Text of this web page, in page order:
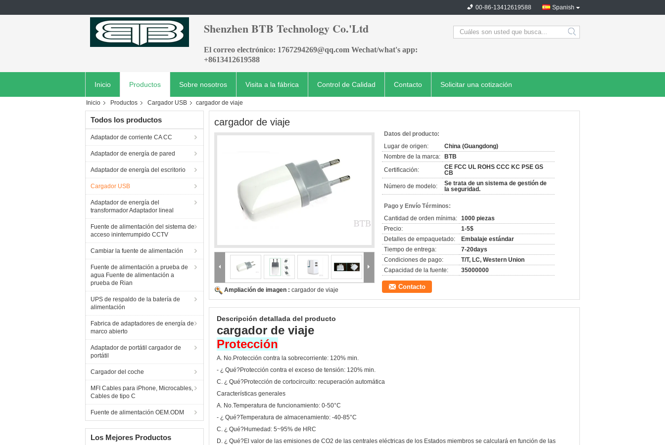
Spanish
00-86-13412619588
Shenzhen BTB Technology Co.'Ltd
El correo electrónico: 1767294269@qq.com Wechat/what's app:
+8613412619588
search
Inicio Productos Sobre nosotros Visita a la fábrica Control de Calidad Contacto Solicitar una cotización
Inicio Productos Cargador USB cargador de viaje
Todos los productos
Adaptador de corriente CA CC
Adaptador de energía de pared
Adaptador de energía del escritorio
Cargador USB
Adaptador de energía del
transformador Adaptador lineal
Fuente de alimentación del sistema de
acceso ininterrumpido CCTV
Cambiar la fuente de alimentación
Fuente de alimentación a prueba de
agua Fuente de alimentación a
prueba de Rian
UPS de respaldo de la batería de
alimentación
Fabrica de adaptadores de energía de
marco abierto
Adaptador de portátil cargador de
portátil
Cargador del coche
MFI Cables para iPhone, Microcables,
Cables de tipo C
Fuente de alimentación OEM.ODM
Los Mejores Productos
cargador de viaje
Ampliación de imagen : cargador de viaje
Datos del producto:
Lugar de origen:
China (Guangdong)
Nombre de la marca:
BTB
Certificación:
CE FCC UL ROHS CCC KC PSE GS
CB
Número de modelo:
Se trata de un sistema de gestión de
la seguridad.
Pago y Envío Términos:
Cantidad de orden mínima: 1000 piezas
Precio:
1-5$
Detalles de empaquetado:
Embalaje estándar
Tiempo de entrega:
7-20days
Condiciones de pago:
T/T, LC, Western Union
Capacidad de la fuente:
35000000
Contacto
Descripción detallada del producto
cargador de viaje
Protección
A. No.Protección contra la sobrecorriente: 120% min.
- ¿ Qué?Protección contra el exceso de tensión: 120% min.
C. ¿ Qué?Protección de cortocircuito: recuperación automática
Características generales
A. No.Temperatura de funcionamiento: 0-50°C
- ¿ Qué?Temperatura de almacenamiento: -40-85°C
C. ¿ Qué?Humedad: 5~95% de HRC
D. ¿ Qué?El valor de las emisiones de CO2 de las centrales eléctricas de los Estados miembros se calculará en función de las